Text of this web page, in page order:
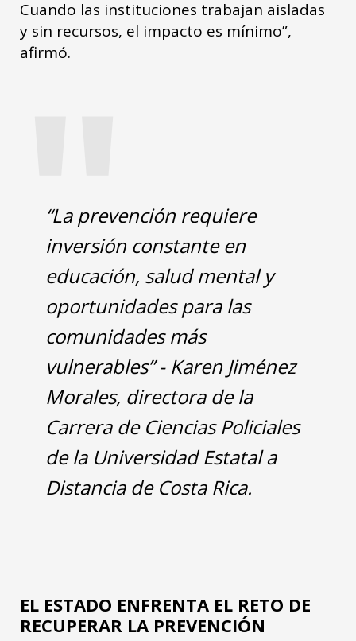
Cuando las instituciones trabajan aisladas
y sin recursos, el impacto es mínimo”,
afirmó."
“La prevención requiere
inversión constante en
educación, salud mental y
oportunidades para las
comunidades más
vulnerables” - Karen Jiménez
Morales, directora de la
Carrera de Ciencias Policiales
de la Universidad Estatal a
Distancia de Costa Rica.
EL ESTADO ENFRENTA EL RETO DE
RECUPERAR LA PREVENCIÓN